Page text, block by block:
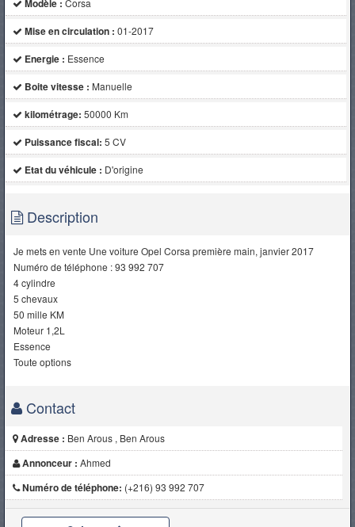
Modèle :
Mise en circulation : 01-2017
Energie : Essence
Boite vitesse : Manuelle
kilométrage: 50000 Km
Puissance fiscal: 5 CV
Etat du véhicule : D'origine
Description
Je mets en vente Une voiture Opel Corsa première main, janvier 2017
Numéro de téléphone : 93 992 707
4 cylindre
5 chevaux
50 mille KM
Moteur 1,2L
Essence
Toute options
Contact
Adresse : Ben Arous , Ben Arous
Annonceur : Ahmed
Numéro de téléphone: (+216) 93 992 707